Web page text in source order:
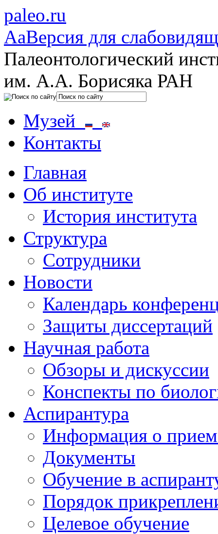
paleo.ru
AaВерсия для
Палеонтологический
им. А.А. Борисяка РАН
Музей
Контакты
Главная
Об институте
История института
Структура
Сотрудники
Новости
Календарь
Защиты диссертаций
Научная работа
Обзоры и дискуссии
Конспекты по
Аспирантура
Информация о
Документы
Обучение в
Порядок
Целевое обучение